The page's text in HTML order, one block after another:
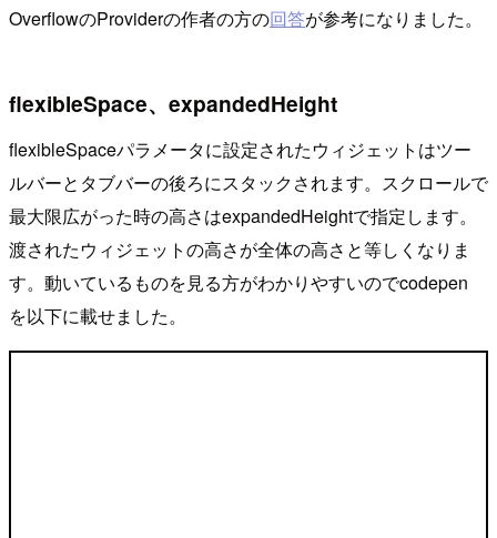
OverflowのProviderの作者の方の回答が参考になりました。
flexibleSpace、expandedHeight
flexibleSpaceパラメータに設定されたウィジェットはツー
ルバーとタブバーの後ろにスタックされます。スクロールで
最大限広がった時の高さはexpandedHeightで指定します。
渡されたウィジェットの高さが全体の高さと等しくなりま
す。動いているものを見る方がわかりやすいのでcodepen
を以下に載せました。